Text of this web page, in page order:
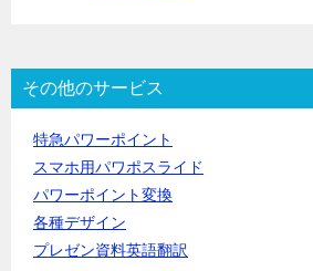
その他のサービス
特急パワーポイント
スマホ用パワポスライド
パワーポイント変換
各種デザイン
プレゼン資料英語翻訳